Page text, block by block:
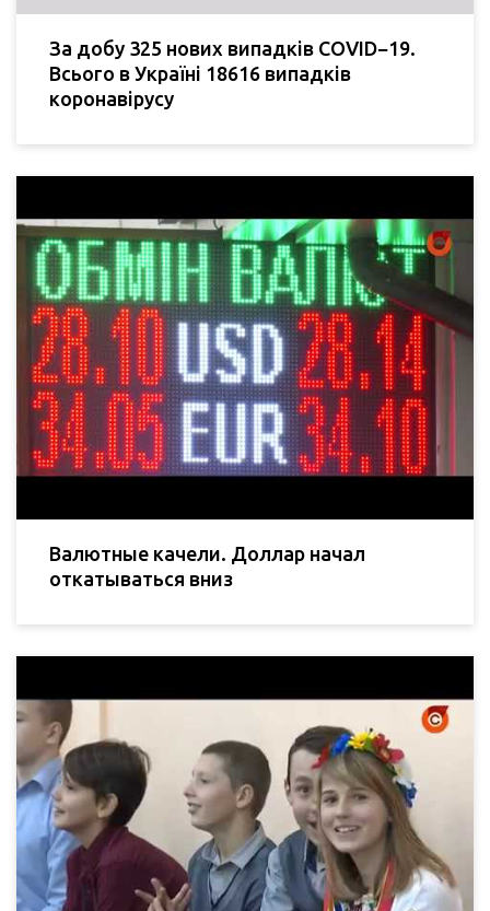
За добу 325 нових випадків COVID−19.
Всього в Україні 18616 випадків
коронавірусу
Валютные качели. Доллар начал
откатываться вниз